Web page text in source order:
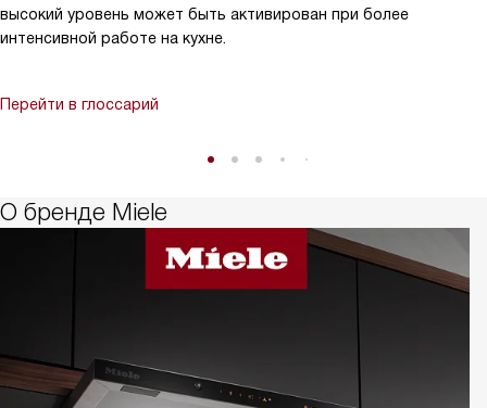
высокий уровень может быть активирован при более
интенсивной работе на кухне.
Перейти в глоссарий
О бренде Miele